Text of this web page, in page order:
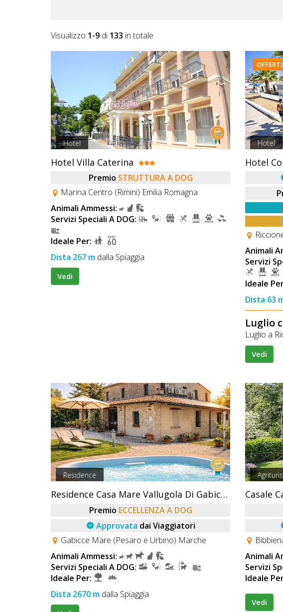
RegistratiVisualizzo 1-9 di 133 in totale
Hotel
Hotel Villa Caterina
Premio STRUTTURA A DOG
Marina Centro (Rimini) Emilia Romagna
Animali Ammessi:
Servizi Speciali A DOG:
Ideale Per:
Dista 267 m dalla Spiaggia
Vedi
Hotel
Hotel
Animali
Servizi
Ideale
Dista 63
Luglio
Luglio a
Vedi
Residence
Residence Casa Mare Vallugola Di Gabicce
Premio ECCELLENZA A DOG
Approvata dai Viaggiatori
Gabicce Mare (Pesaro e Urbino) Marche
Animali Ammessi:
Servizi Speciali A DOG:
Ideale Per:
Dista 2670 m dalla Spiaggia
Animali
Servizi
Ideale
Vedi